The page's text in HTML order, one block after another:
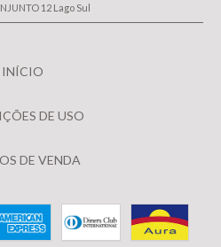
12 Lago Sul
INÍCIO
DE USO
DE VENDA